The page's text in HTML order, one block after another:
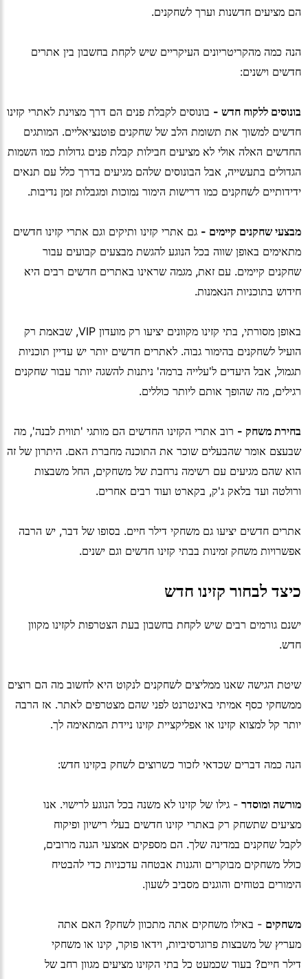
הם מציעים חדשנות וערך לשחקנים.
הנה כמה מהקריטריונים העיקריים שיש לקחת בחשבון בין אתרים
חדשים וישנים:
בונוסים ללקוח חדש - בונוסים לקבלת פנים הם דרך מצוינת לאתרי קזינו
חדשים למשוך את תשומת הלב של שחקנים פוטנציאליים. המותגים
החדשים האלה אולי לא מציעים חבילות קבלת פנים גדולות כמו השמות
הגדולים בתעשייה, אבל הבונוסים שלהם מגיעים בדרך כלל עם תנאים
ידידותיים לשחקנים כמו דרישות הימור נמוכות ומגבלות זמן נדיבות.
מבצעי שחקנים קיימים - גם אתרי קזינו ותיקים וגם אתרי קזינו חדשים
מתאימים באופן שווה בכל הנוגע להגשת מבצעים קבועים עבור
שחקנים קיימים. עם זאת, מגמה שראינו באתרים חדשים רבים היא
חידוש בתוכניות הנאמנות.
באופן מסורתי, בתי קזינו מקוונים יציעו רק מועדון VIP, שבאמת רק
הועיל לשחקנים בהימור גבוה. לאתרים חדשים יותר יש עדיין תוכניות
תגמול, אבל היעדים ל'עלייה ברמה' ניתנות להשגה יותר עבור שחקנים
רגילים, מה שהופך אותם ליותר כוללים.
בחירת משחק - רוב אתרי הקזינו החדשים הם מותגי 'תווית לבנה', מה
שבעצם אומר שהבעלים שוכר את התוכנה מחברת האם. היתרון של זה
הוא שהם מגיעים עם רשימה נרחבת של משחקים, החל משבצות
ורולטה ועד בלאק ג'ק, בקארט ועוד רבים אחרים.
אתרים חדשים יציעו גם משחקי דילר חיים. בסופו של דבר, יש הרבה
אפשרויות משחק זמינות בבתי קזינו חדשים וגם ישנים.
כיצד לבחור קזינו חדש
ישנם גורמים רבים שיש לקחת בחשבון בעת הצטרפות לקזינו מקוון
חדש.
שיטת הגישה שאנו ממליצים לשחקנים לנקוט היא לחשוב מה הם רוצים
ממשחקי כסף אמיתי באינטרנט לפני שהם מצטרפים לאתר. אז הרבה
יותר קל למצוא קזינו או אפליקציית קזינו ניידת המתאימה לך.
הנה כמה דברים שכדאי לזכור כשרוצים לשחק בקזינו חדש:
מורשה ומוסדר - גילו של קזינו לא משנה בכל הנוגע לרישוי. אנו
מציעים שתשחק רק באתרי קזינו חדשים בעלי רישיון ופיקוח
לקבל שחקנים במדינה שלך. הם מספקים אמצעי הגנה מרובים,
כולל משחקים מבוקרים והגנות אבטחה עדכניות כדי להבטיח
הימורים בטוחים והוגנים מסביב לשעון.
משחקים - באילו משחקים אתה מתכוון לשחק? האם אתה
מעריץ של משבצות פרוגרסיביות, וידאו פוקר, קינו או משחקי
דילר חיים? בעוד שכמעט כל בתי הקזינו מציעים מגוון רחב של